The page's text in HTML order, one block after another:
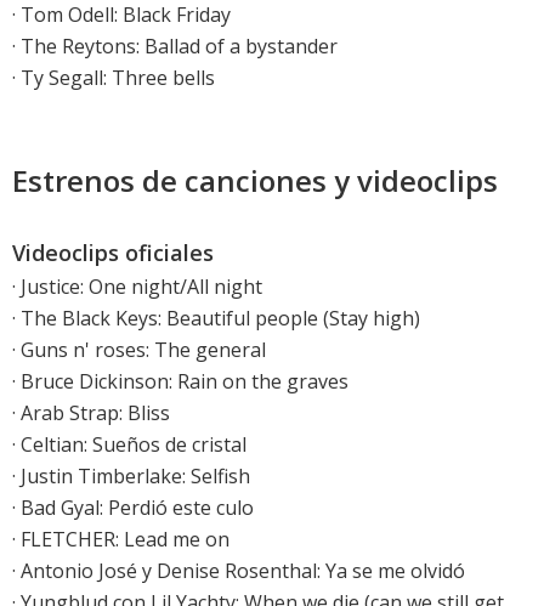
· Tom Odell: Black Friday
· The Reytons: Ballad of a bystander
· Ty Segall: Three bells
Estrenos de canciones y videoclips
Videoclips oficiales
· Justice: One night/All night
· The Black Keys: Beautiful people (Stay high)
· Guns n' roses: The general
· Bruce Dickinson: Rain on the graves
· Arab Strap: Bliss
· Celtian: Sueños de cristal
· Justin Timberlake: Selfish
· Bad Gyal: Perdió este culo
· FLETCHER: Lead me on
· Antonio José y Denise Rosenthal: Ya se me olvidó